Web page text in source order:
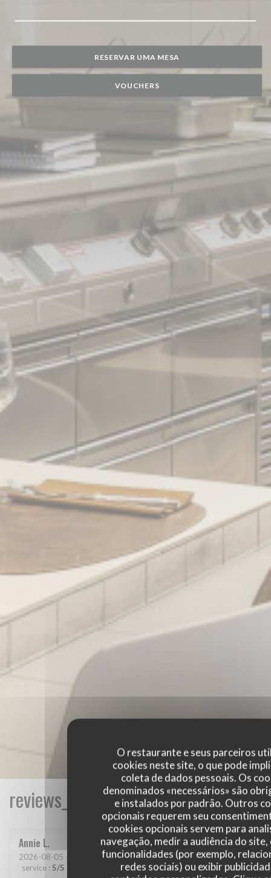
O restaurante e seus parceiros
cookies neste site, o que pode
coleta de dados pessoais. Os
denominados «necessários» são
e instalados por padrão. Outros
opcionais requerem seu
cookies opcionais servem para
navegação, medir a audiência do
funcionalidades (por exemplo,
redes sociais) ou exibir
RESERVAR UMA MESA
VOUCHERS
Annie L
2026-08-05 - 12:15 - guests 2
service : 5/5 menu: 4/5 quality_price: 4/5